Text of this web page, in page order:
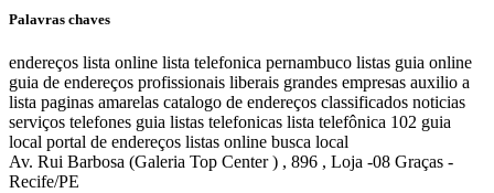
Palavras chaves
endereços lista online lista telefonica pernambuco listas guia online
guia de endereços profissionais liberais grandes empresas auxilio a
lista paginas amarelas catalogo de endereços classificados noticias
serviços telefones guia listas telefonicas lista telefônica 102 guia
local portal de endereços listas online busca local
Av. Rui Barbosa (Galeria Top Center ) , 896 , Loja -08 Graças -
Recife/PE